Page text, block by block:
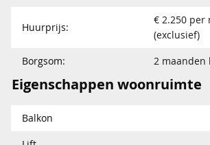
Huurprijs:
€ 2.250 per
(exclusief)
Borgsom:
2 maanden
Eigenschappen woonruimte
Balkon